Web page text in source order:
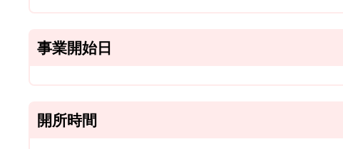
事業開始日
開所時間